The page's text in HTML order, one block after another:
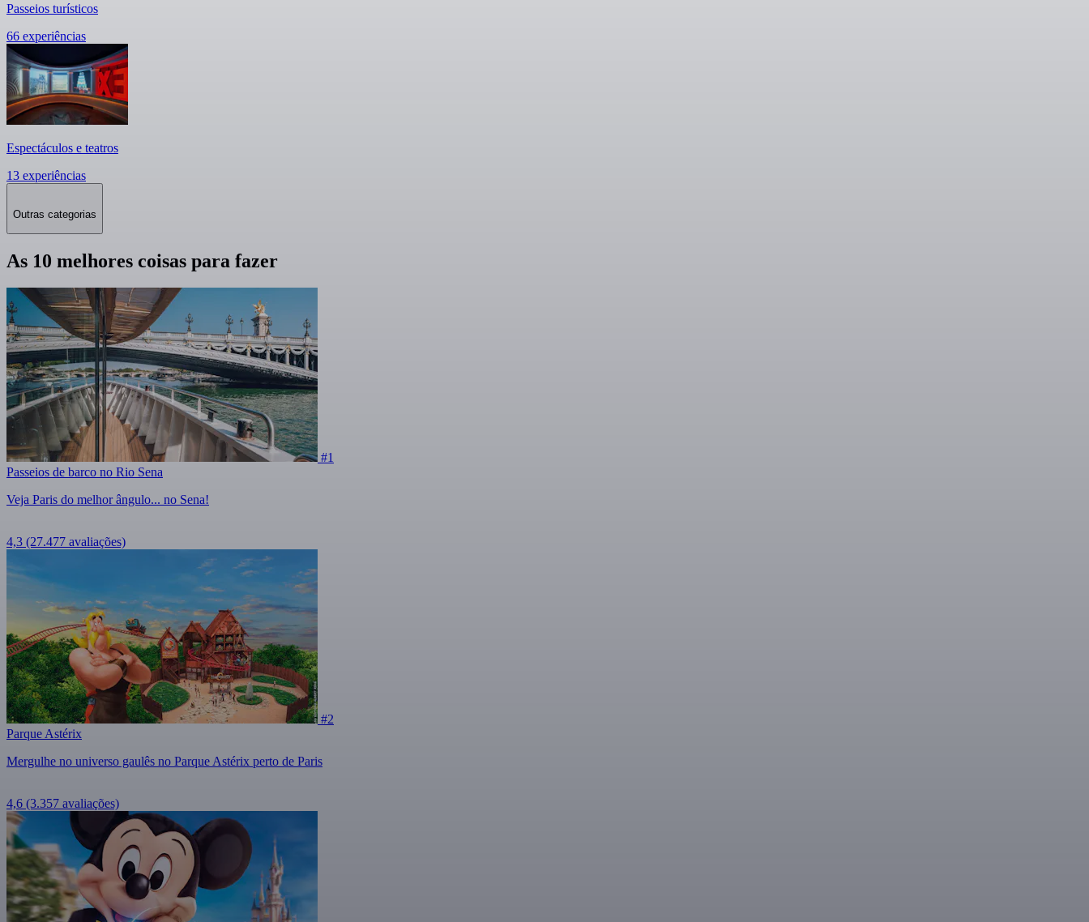
Passeios turísticos
66 experiências
Espectáculos e teatros
13 experiências
Outras categorias
As 10 melhores coisas para fazer
#1
Passeios de barco no Rio Sena
Veja Paris do melhor ângulo... no Sena!
4,3 (27.477 avaliações)
#2
Parque Astérix
Mergulhe no universo gaulês no Parque Astérix perto de Paris
4,6 (3.357 avaliações)